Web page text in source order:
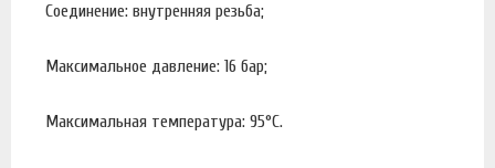
Соединение: внутренняя резьба;
Максимальное давление: 16 бар;
Максимальная температура: 95°С.